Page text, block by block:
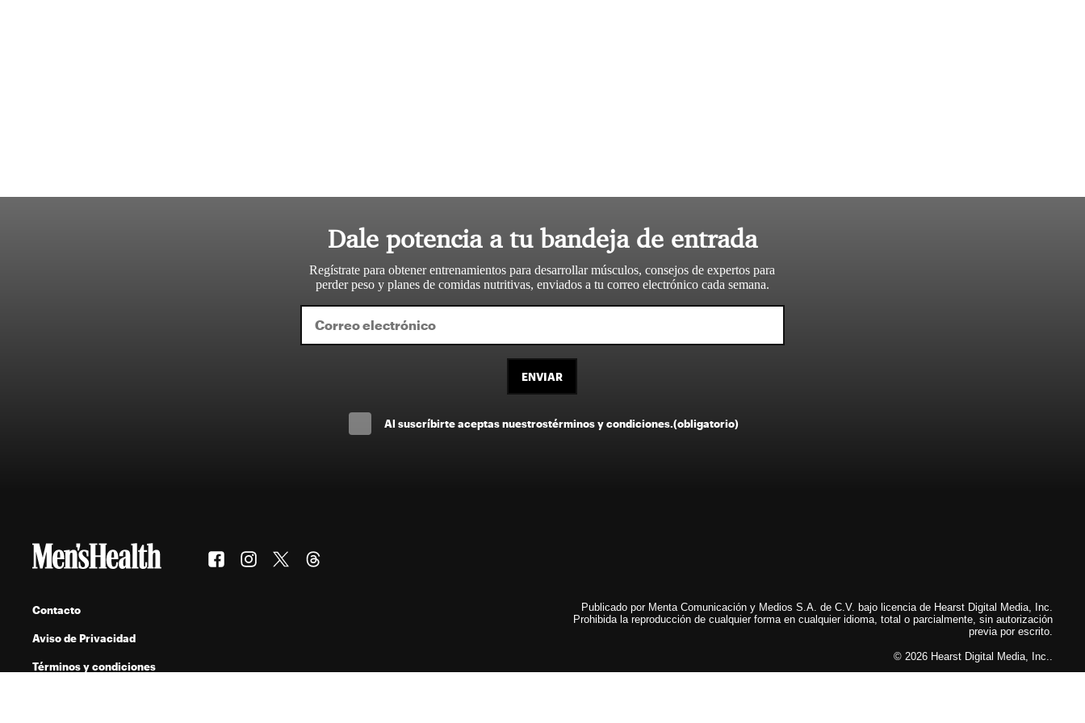
Dale potencia a tu bandeja de entrada
Regístrate para obtener entrenamientos para desarrollar músculos, consejos de expertos para
perder peso y planes de comidas nutritivas, enviados a tu correo electrónico cada semana.
ENVIAR
Al suscríbirte aceptas nuestrostérminos y condiciones.(obligatorio)
Contacto
Aviso de Privacidad
Términos y condiciones
Publicado por Menta Comunicación y Medios S.A. de C.V. bajo licencia de Hearst Digital Media, Inc.
Prohibida la reproducción de cualquier forma en cualquier idioma, total o parcialmente, sin autorización
previa por escrito.
© 2026 Hearst Digital Media, Inc..